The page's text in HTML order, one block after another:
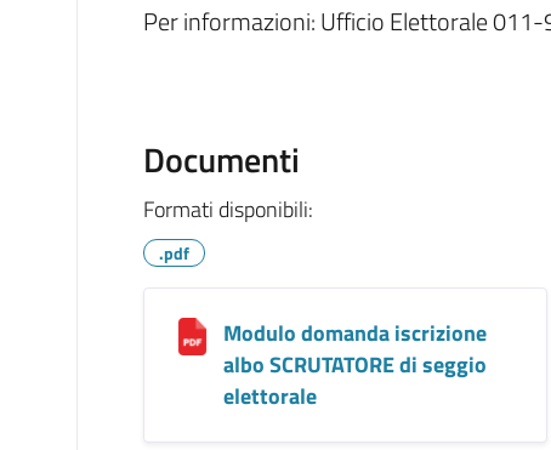
Per informazioni: Ufficio Elettorale
Documenti
Formati disponibili:
.pdf
Modulo domanda iscrizione
albo SCRUTATORE di seggio
elettorale